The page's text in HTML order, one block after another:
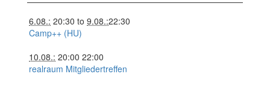
6.08.: 20:30 to 9.08.:22:30
Camp++ (HU)
10.08.: 20:00 22:00
realraum Mitgliedertreffen